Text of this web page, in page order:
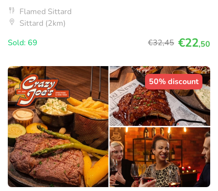
Flamed Sittard
Sittard (2km)
Sold: 69
€32,45 €22,50
50% discount